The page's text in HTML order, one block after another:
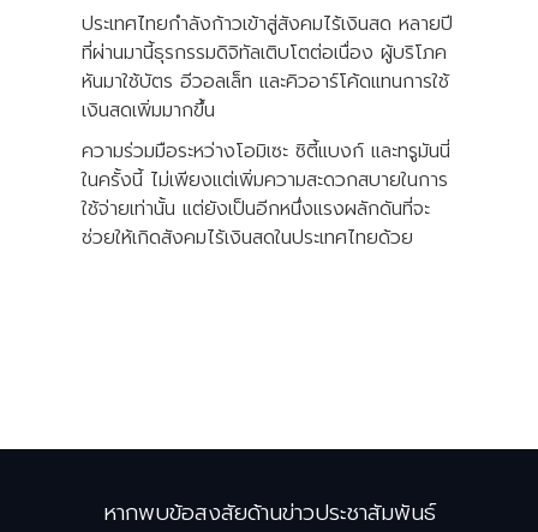
ประเทศไทยกำลังก้าวเข้าสู่สังคมไร้เงินสด หลายปี
ที่ผ่านมานี้ธุรกรรมดิจิทัลเติบโตต่อเนื่อง ผู้บริโภค
หันมาใช้บัตร อีวอลเล็ท และคิวอาร์โค้ดแทนการใช้
เงินสดเพิ่มมากขึ้น
ความร่วมมือระหว่างโอมิเซะ ซิตี้แบงก์ และทรูมันนี่
ในครั้งนี้ ไม่เพียงแต่เพิ่มความสะดวกสบายในการ
ใช้จ่ายเท่านั้น แต่ยังเป็นอีกหนึ่งแรงผลักดันที่จะ
ช่วยให้เกิดสังคมไร้เงินสดในประเทศไทยด้วย
หากพบข้อสงสัยด้านข่าวประชาสัมพันธ์